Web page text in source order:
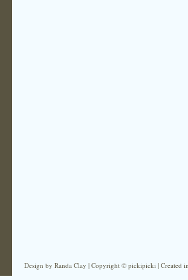
Design by Randa Clay | Copyright © pickipicki | Created